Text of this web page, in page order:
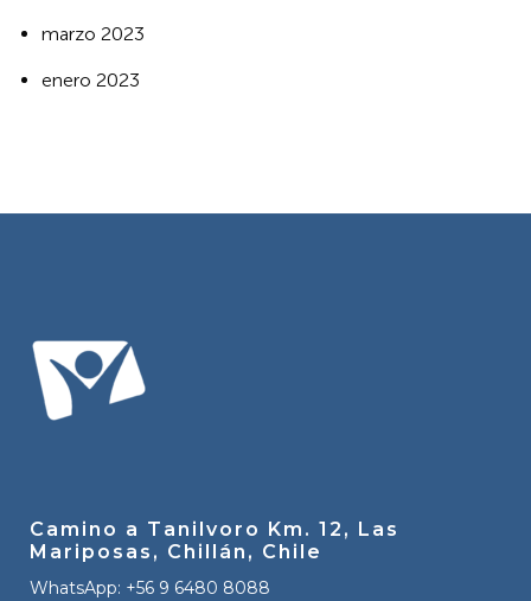
marzo 2023
enero 2023
Camino a Tanilvoro Km. 12, Las
Mariposas, Chillán, Chile
WhatsApp: +56 9 6480 8088